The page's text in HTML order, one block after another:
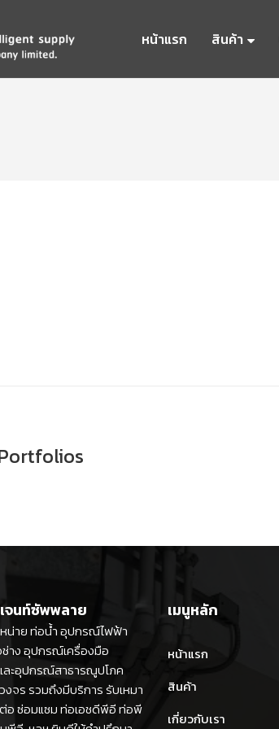
หน้าแรก สินค้า
จนท์ซัพพลาย
หน่าย ท่อน้ำ อุปกรณ์ไฟฟ้า
ช่าง อุปกรณ์เครื่องมือ
ละอุปกรณ์สาธารณูปโภค
จร รวมถึงมีบริการ รับเหมา
อ ซ่อมแซม ท่อเอชดีพีอี ท่อพี
เมนูหลัก
หน้าแรก
สินค้า
เกี่ยวกับเรา